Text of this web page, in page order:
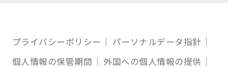
プライバシーポリシー
パーソナルデータ指針
個人情報の保管期間
外国への個人情報の提供